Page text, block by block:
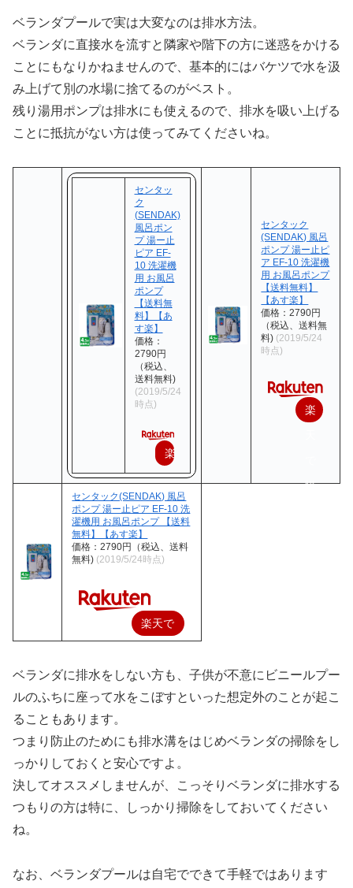
ベランダプールで実は大変なのは排水方法。
ベランダに直接水を流すと隣家や階下の方に迷惑をかける
ことにもなりかねませんので、基本的にはバケツで水を汲
み上げて別の水場に捨てるのがベスト。
残り湯用ポンプは排水にも使えるので、排水を吸い上げる
ことに抵抗がない方は使ってみてくださいね。
センタッ
ク
(SENDAK)
風呂ポン
プ 湯ー止
ピア EF-
10 洗濯機
用 お風呂
ポンプ
【送料無
料】【あ
す楽】
価格：
2790円
（税込、
送料無料)
(2019/5/24
時点)
楽
天
で
購
入
センタック
(SENDAK) 風呂
ポンプ 湯ー止ピ
ア EF-10 洗濯機
用 お風呂ポンプ
【送料無料】
【あす楽】
価格：2790円
（税込、送料無
料) (2019/5/24
時点)
楽
購
センタック(SENDAK) 風呂
ポンプ 湯ー止ピア EF-10 洗
濯機用 お風呂ポンプ 【送料
無料】【あす楽】
価格：2790円（税込、送料
無料) (2019/5/24時点)
楽天で
ベランダに排水をしない方も、子供が不意にビニールプー
ルのふちに座って水をこぼすといった想定外のことが起こ
ることもあります。
つまり防止のためにも排水溝をはじめベランダの掃除をし
っかりしておくと安心ですよ。
決してオススメしませんが、こっそりベランダに排水する
つもりの方は特に、しっかり掃除をしておいてください
ね。
なお、ベランダプールは自宅でできて手軽ではあります